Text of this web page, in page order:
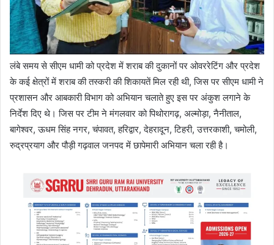
लंबे समय से सीएम धामी को प्रदेश में शराब की दुकानों पर ओवररेटिंग और प्रदेश
के कई क्षेत्रों में शराब की तस्करी की शिकायतें मिल रही थी, जिस पर सीएम धामी ने
प्रशासन और आबकारी विभाग को अभियान चलाते हुए इस पर अंकुश लगाने के
निर्देश दिए थे। जिस पर टीम ने मंगलवार को पिथोरागढ़, अल्मोड़ा, नैनीताल,
बागेश्वर, ऊधम सिंह नगर, चंपावत, हरिद्वार, देहरादून, टिहरी, उत्तरकाशी, चमोली,
रुद्रप्रयाग और पौड़ी गढ़वाल जनपद में छापेमारी अभियान चला रही है।